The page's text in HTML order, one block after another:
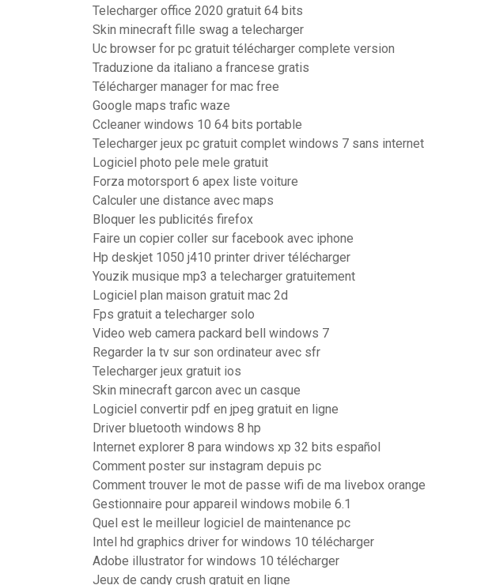
Telecharger office 2020 gratuit 64 bits
Skin minecraft fille swag a telecharger
Uc browser for pc gratuit télécharger complete version
Traduzione da italiano a francese gratis
Télécharger manager for mac free
Google maps trafic waze
Ccleaner windows 10 64 bits portable
Telecharger jeux pc gratuit complet windows 7 sans internet
Logiciel photo pele mele gratuit
Forza motorsport 6 apex liste voiture
Calculer une distance avec maps
Bloquer les publicités firefox
Faire un copier coller sur facebook avec iphone
Hp deskjet 1050 j410 printer driver télécharger
Youzik musique mp3 a telecharger gratuitement
Logiciel plan maison gratuit mac 2d
Fps gratuit a telecharger solo
Video web camera packard bell windows 7
Regarder la tv sur son ordinateur avec sfr
Telecharger jeux gratuit ios
Skin minecraft garcon avec un casque
Logiciel convertir pdf en jpeg gratuit en ligne
Driver bluetooth windows 8 hp
Internet explorer 8 para windows xp 32 bits español
Comment poster sur instagram depuis pc
Comment trouver le mot de passe wifi de ma livebox orange
Gestionnaire pour appareil windows mobile 6.1
Quel est le meilleur logiciel de maintenance pc
Intel hd graphics driver for windows 10 télécharger
Adobe illustrator for windows 10 télécharger
Jeux de candy crush gratuit en ligne